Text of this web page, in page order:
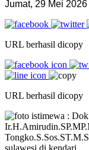
Jumat, 29 Mei 2026
URL berhasil dicopy
URL berhasil dicopy